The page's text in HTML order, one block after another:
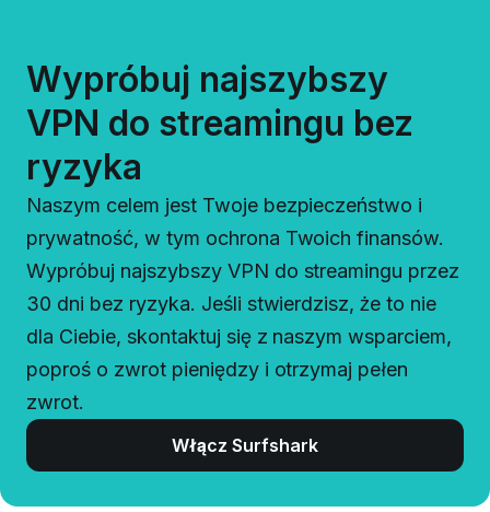
Wypróbuj najszybszy
VPN do streamingu bez
ryzyka
Naszym celem jest Twoje bezpieczeństwo i
prywatność, w tym ochrona Twoich finansów.
Wypróbuj najszybszy VPN do streamingu przez
30 dni bez ryzyka. Jeśli stwierdzisz, że to nie
dla Ciebie, skontaktuj się z naszym wsparciem,
poproś o zwrot pieniędzy i otrzymaj pełen
zwrot.
Włącz Surfshark